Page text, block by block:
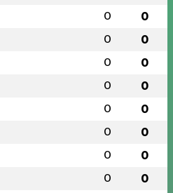
0 0
0 0
0 0
0 0
0 0
0 0
0 0
0 0